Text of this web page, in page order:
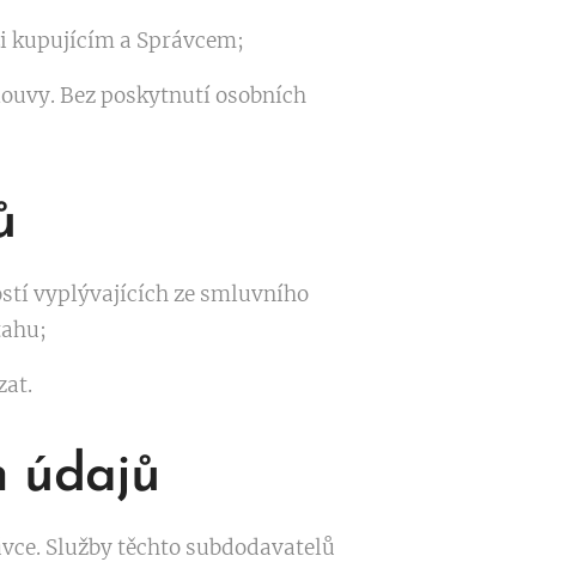
kupujícím a Správcem;
Bez poskytnutí osobních
vyplývajících ze smluvního
údajů
Služby těchto subdodavatelů